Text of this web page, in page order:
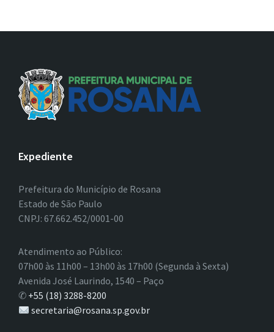
Expediente
Prefeitura do Município de Rosana
Estado de São Paulo
CNPJ: 67.662.452/0001-00
Atendimento ao Público:
07h00 às 11h00 – 13h00 às 17h00 (Segunda à Sexta)
Avenida José Laurindo, 1540 – Paço
✆ +55 (18) 3288-8200
secretaria@rosana.sp.gov.br